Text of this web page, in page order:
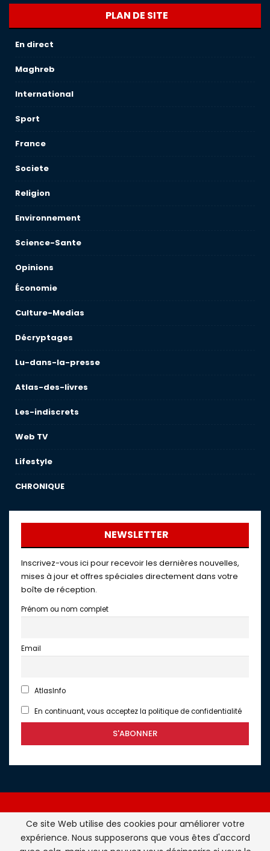
PLAN DE SITE
En direct
Maghreb
International
Sport
France
Societe
Religion
Environnement
Science-Sante
Opinions
Économie
Culture-Medias
Décryptages
Lu-dans-la-presse
Atlas-des-livres
Les-indiscrets
Web TV
Lifestyle
CHRONIQUE
NEWSLETTER
Inscrivez-vous ici pour recevoir les dernières nouvelles,
mises à jour et offres spéciales directement dans votre
boîte de réception.
Prénom ou nom complet
Email
AtlasInfo
En continuant, vous acceptez la politique de confidentialité
Atlasinfo.fr : l'essentiel de l'actualité de la France et du
Ce site Web utilise des cookies pour améliorer votre
expérience. Nous supposerons que vous êtes d'accord